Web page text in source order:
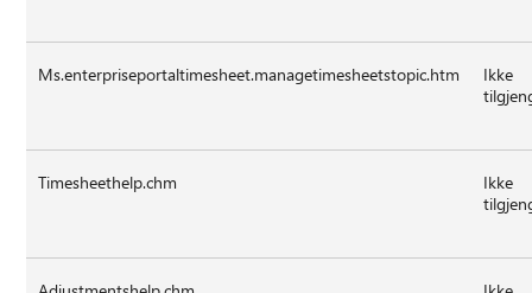
Ms.enterpriseportaltimesheet.managetimesheetstopic.htm
Ikke
Timesheethelp.chm
Ikke